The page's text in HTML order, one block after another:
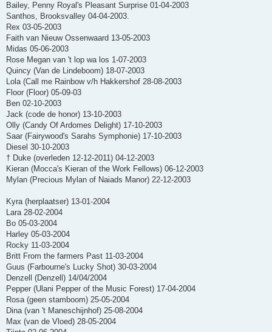
Bailey, Penny Royal's Pleasant Surprise 01-04-2003
Santhos, Brooksvalley 04-04-2003.
Rex 03-05-2003
Faith van Nieuw Ossenwaard 13-05-2003
Midas 05-06-2003
Rose Megan van 't lop wa los 1-07-2003
Quincy (Van de Lindeboom) 18-07-2003
Lola (Call me Rainbow v/h Hakkershof 28-08-2003
Floor (Floor) 05-09-03
Ben 02-10-2003
Jack (code de honor) 13-10-2003
Olly (Candy Of Ardomes Delight) 17-10-2003
Saar (Fairywood's Sarahs Symphonie) 17-10-2003
Diesel 30-10-2003
† Duke (overleden 12-12-2011) 04-12-2003
Kieran (Mocca's Kieran of the Work Fellows) 06-12-2003
Mylan (Precious Mylan of Naiads Manor) 22-12-2003
Kyra (herplaatser) 13-01-2004
Lara 28-02-2004
Bo 05-03-2004
Harley 05-03-2004
Rocky 11-03-2004
Britt From the farmers Past 11-03-2004
Guus (Farbourne's Lucky Shot) 30-03-2004
Denzell (Denzell) 14/04/2004
Pepper (Ulani Pepper of the Music Forest) 17-04-2004
Rosa (geen stamboom) 25-05-2004
Dina (van 't Maneschijnhof) 25-08-2004
Max (van de Vloed) 28-05-2004